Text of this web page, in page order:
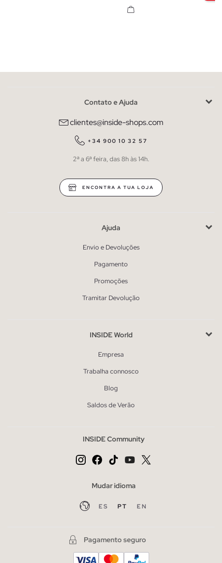
Contato e Ajuda
clientes@inside-shops.com
+34 900 10 32 57
2ª a 6ª feira, das 8h às 14h.
ENCONTRA A TUA LOJA
Ajuda
Envio e Devoluções
Pagamento
Promoções
Tramitar Devolução
INSIDE World
Empresa
Trabalha connosco
Blog
Saldos de Verão
INSIDE Community
Mudar idioma
ES PT EN
Pagamento seguro